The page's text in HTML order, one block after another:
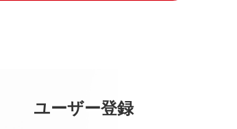
ユーザー登録